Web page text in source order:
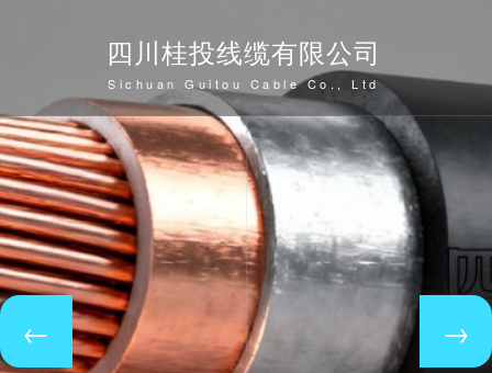
四川桂投线缆有限公司
Sichuan Guitou Cable Co., Ltd